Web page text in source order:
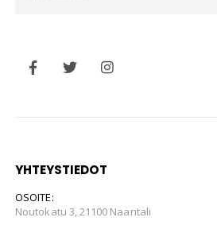
YHTEYSTIEDOT
OSOITE:
Noutokatu 3, 21100 Naantali